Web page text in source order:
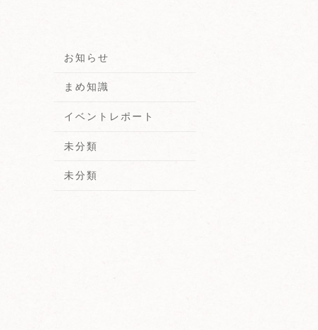
お知らせ
まめ知識
イベントレポート
未分類
未分類